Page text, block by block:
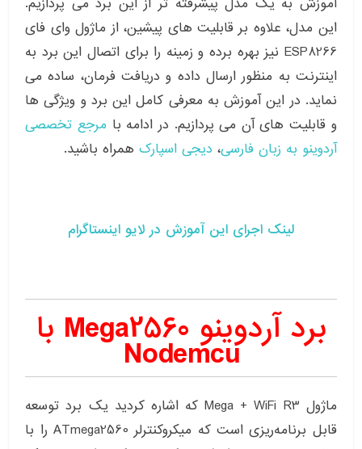
این مدل، علاوه بر قابلیت های پیشین، از ماژول وای فای
ESP8266 نیز بهره برده و زمینه را برای اتصال این برد به
اینترنت به منظور ارسال داده و دریافت فرمان، ساده می
نماید. در این آموزش به معرفی کامل این برد و ویژگی ها
و قابلیت های آن می پردازیم. در ادامه با مرجع تخصصی
آردوینو به زبان فارسی، دیجی اسپارک همراه باشید.
لینک اجرای این آموزش در لایو اینستاگرام
برد آردوینو Mega2560 با
Nodemcu
ماژول Mega + WiFi R3 که اشاره کردید یک برد توسعه
قابل برنامه‌ریزی است که میکروکنترلر ATmega2560 را با